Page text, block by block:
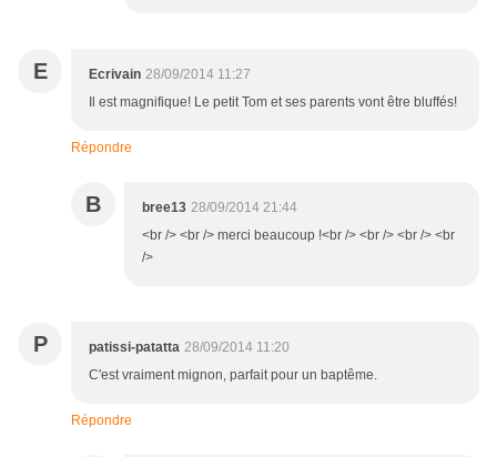
E Ecrivain 28/09/2014 11:27
Il est magnifique! Le petit Tom et ses parents vont être bluffés!
Répondre
B bree13 28/09/2014 21:44
<br /> <br /> merci beaucoup !<br /> <br /> <br /> <br
/>
P patissi-patatta 28/09/2014 11:20
C'est vraiment mignon, parfait pour un baptême.
Répondre